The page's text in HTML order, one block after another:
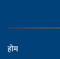
होम